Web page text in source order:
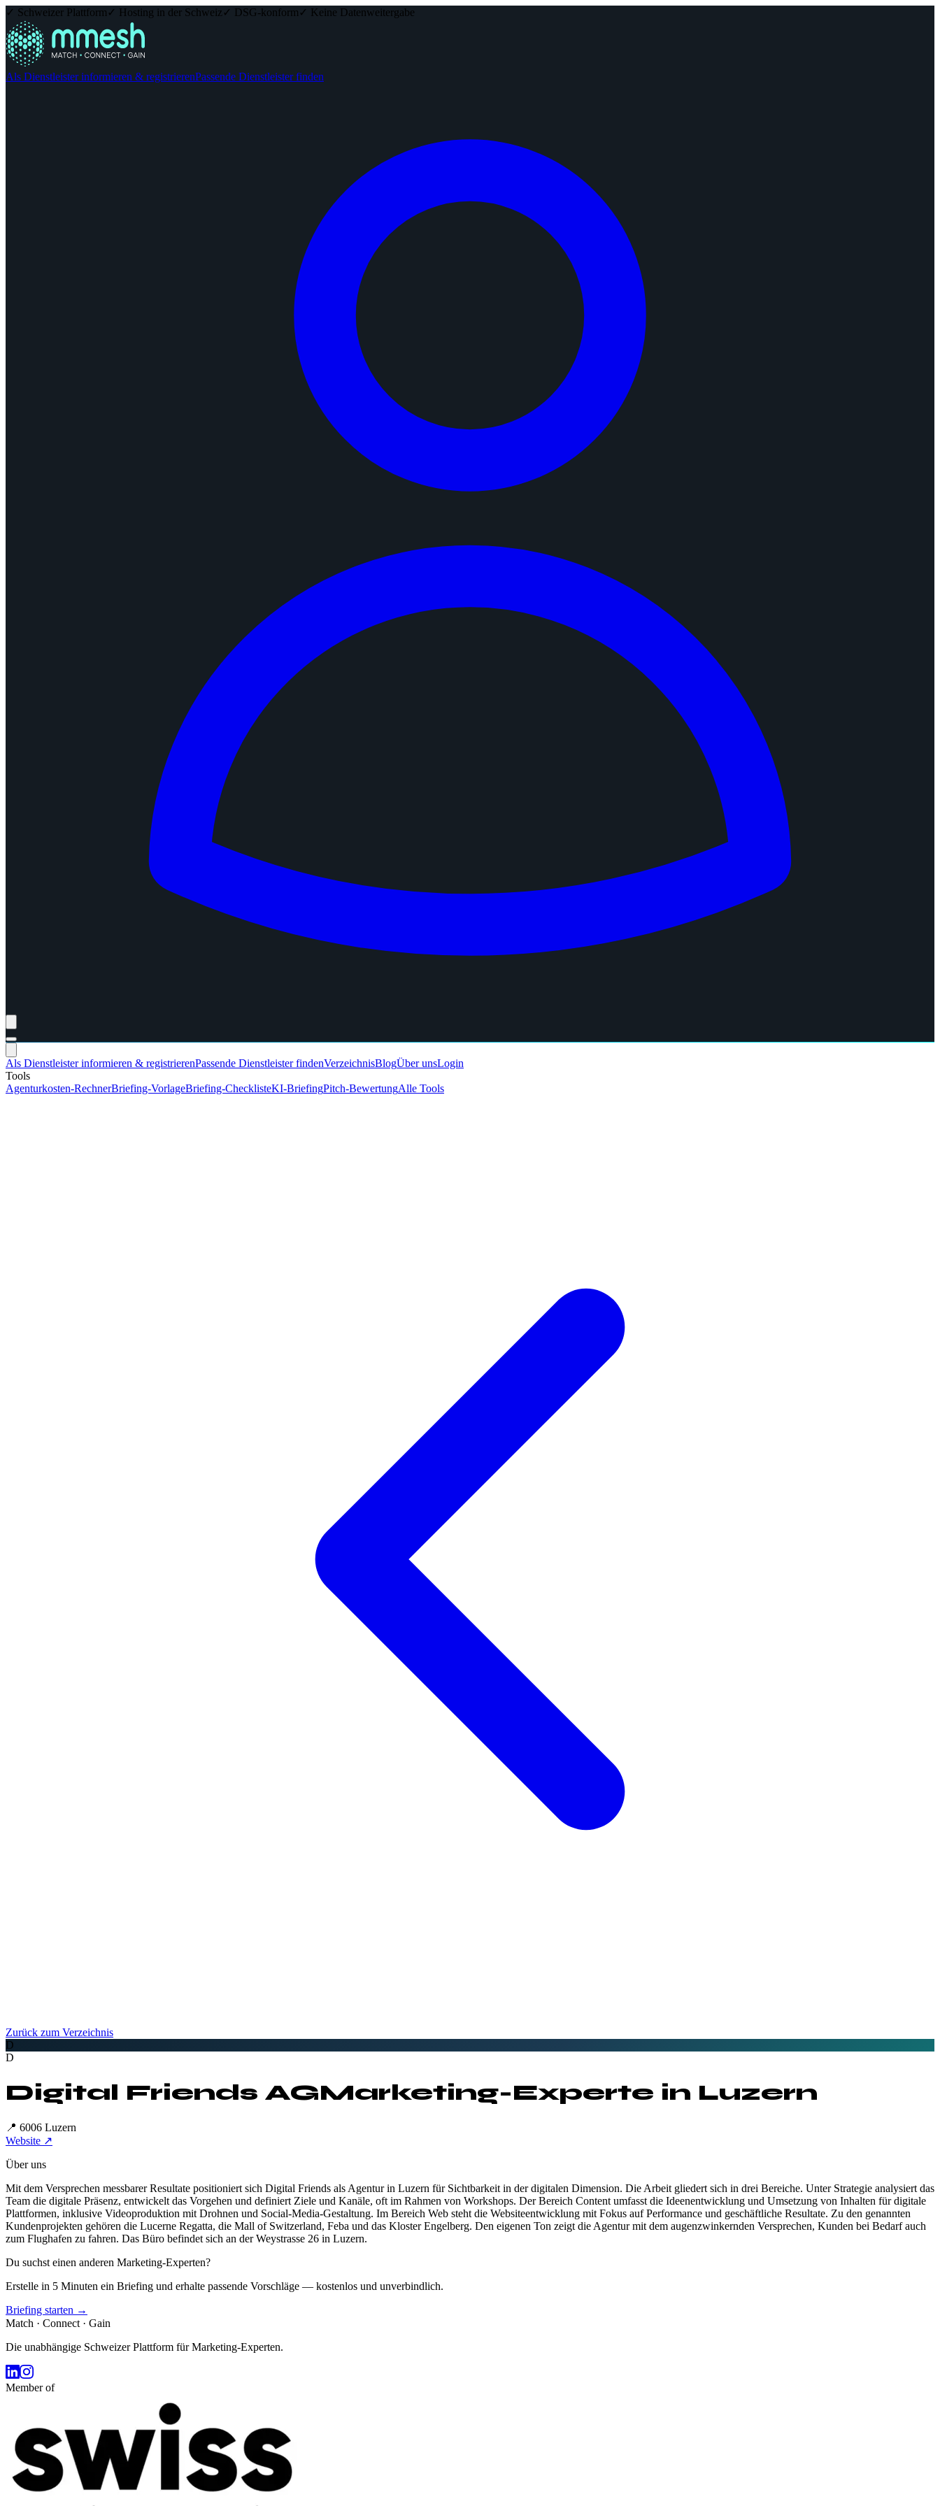
✓ Schweizer Plattform ✓ Hosting in der Schweiz ✓ DSG-konform ✓ Keine Datenweitergabe
Als Dienstleister informieren & registrierenPassende Dienstleister finden
Als Dienstleister informieren & registrierenPassende Dienstleister findenVerzeichnisBlogÜber unsLogin
Tools
Agenturkosten-RechnerBriefing-VorlageBriefing-ChecklisteKI-BriefingPitch-BewertungAlle Tools
Zurück zum Verzeichnis
D
D
Digital Friends AGMarketing-Experte in Luzern
📍 6006 Luzern
Website ↗
Über uns
Mit dem Versprechen messbarer Resultate positioniert sich Digital Friends als Agentur in Luzern für Sichtbarkeit in der digitalen Dimension. Die Arbeit gliedert sich in drei Bereiche. Unter Strategie analysiert das
Team die digitale Präsenz, entwickelt das Vorgehen und definiert Ziele und Kanäle, oft im Rahmen von Workshops. Der Bereich Content umfasst die Ideenentwicklung und Umsetzung von Inhalten für digitale
Plattformen, inklusive Videoproduktion mit Drohnen und Social-Media-Gestaltung. Im Bereich Web steht die Websiteentwicklung mit Fokus auf Performance und geschäftliche Resultate. Zu den genannten
Kundenprojekten gehören die Lucerne Regatta, die Mall of Switzerland, Feba und das Kloster Engelberg. Den eigenen Ton zeigt die Agentur mit dem augenzwinkernden Versprechen, Kunden bei Bedarf auch
zum Flughafen zu fahren. Das Büro befindet sich an der Weystrasse 26 in Luzern.
Du suchst einen anderen Marketing-Experten?
Erstelle in 5 Minuten ein Briefing und erhalte passende Vorschläge — kostenlos und unverbindlich.
Briefing starten →
Match · Connect · Gain
Die unabhängige Schweizer Plattform für Marketing-Experten.
Member of